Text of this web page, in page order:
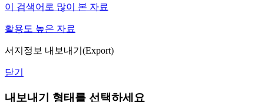
이 검색어로 많이 본 자료
활용도 높은 자료
서지정보 내보내기(Export)
닫기
내보내기 형태를 선택하세요